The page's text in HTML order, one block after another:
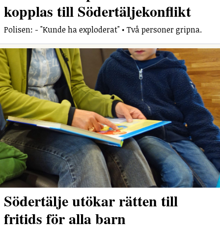
kopplas till Södertäljekonflikt
Polisen: - "Kunde ha exploderat" • Två personer gripna.
Södertälje utökar rätten till
fritids för alla barn